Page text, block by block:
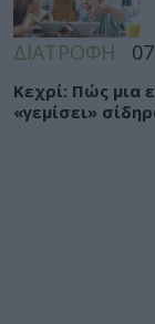
ΔΙΑΤΡΟΦΗ
Κεχρί: Πώς μια
«γεμίσει»